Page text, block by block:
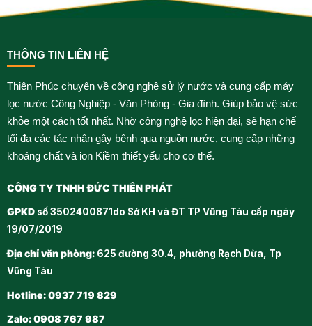
THÔNG TIN LIÊN HỆ
Thiên Phúc chuyên về công nghệ sử lý nước và cung cấp máy
lọc nước Công Nghiệp - Văn Phòng - Gia đình. Giúp bảo vệ sức
khỏe một cách tốt nhất. Nhờ công nghệ lọc hiện đại, sẽ hạn chế
tối đa các tác nhận gây bệnh qua nguồn nước, cung cấp những
khoáng chất và ion Kiềm thiết yếu cho cơ thể.
CÔNG TY TNHH ĐỨC THIÊN PHÁT
GPKDsố 3502400871do Sở KH và ĐT TP Vũng Tàu cấp ngày
19/07/2019
Địa chỉ văn phòng:625 đường 30.4, phường Rạch Dừa, Tp
Vũng Tàu
Hotline: 0937 719 829
Zalo: 0908 767 987